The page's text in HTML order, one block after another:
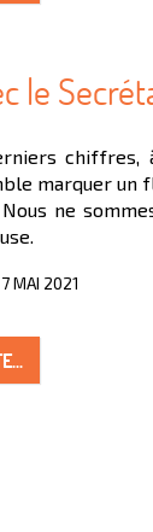
le
chiffres,
marquer un
ne
MAI 2021